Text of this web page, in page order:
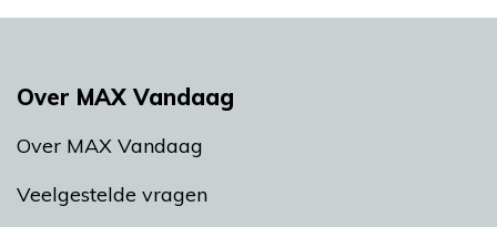
Over MAX Vandaag
Over MAX Vandaag
Veelgestelde vragen